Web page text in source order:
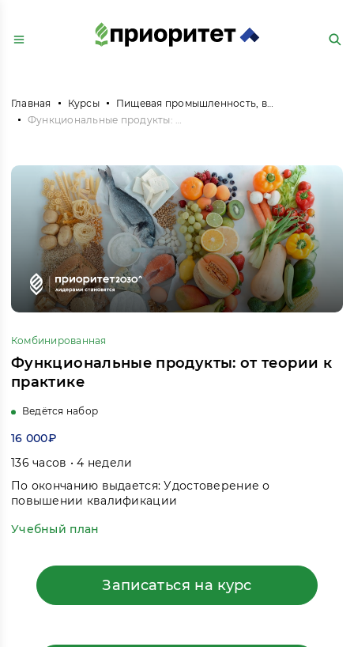
Главная Курсы
Пищевая промышленность, включая производство напитков и табака
Функциональные продукты: от теории к практике
Комбинированная
Функциональные продукты: от теории к
практике
Ведётся набор
16 000₽
136 часов • 4 недели
По окончанию выдается: Удостоверение о
повышении квалификации
Учебный план
Записаться на курс